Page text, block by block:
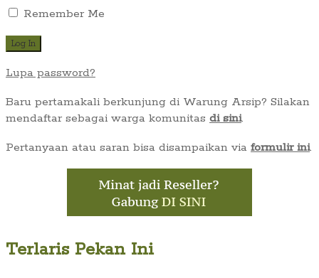
Remember Me
Lupa password?
Baru pertamakali berkunjung di Warung Arsip? Silakan
mendaftar sebagai warga komunitas di sini.
Pertanyaan atau saran bisa disampaikan via formulir ini.
Terlaris Pekan Ini